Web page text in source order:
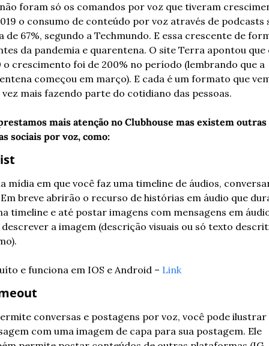
foram só os comandos por voz que tiveram
o consumo de conteúdo por voz através de podcasts
de 67%, segundo a Techmundo. E essa crescente de
da pandemia e quarentena. O site Terra apontou que
o crescimento foi de 200% no período (lembrando que a
começou em março). E cada é um formato que
vez mais fazendo parte do cotidiano das pessoas.
mais atenção no Clubhouse mas existem outras
sociais por voz, como:
mídia em que você faz uma timeline de áudios,
breve abrirão o recurso de histórias em áudio que
timeline e até postar imagens com mensagens em
a imagem (descrição visuais ou só texto
e funciona em IOS e Android – Link
conversas e postagens por voz, você pode ilustrar
com uma imagem de capa para sua postagem. Ele